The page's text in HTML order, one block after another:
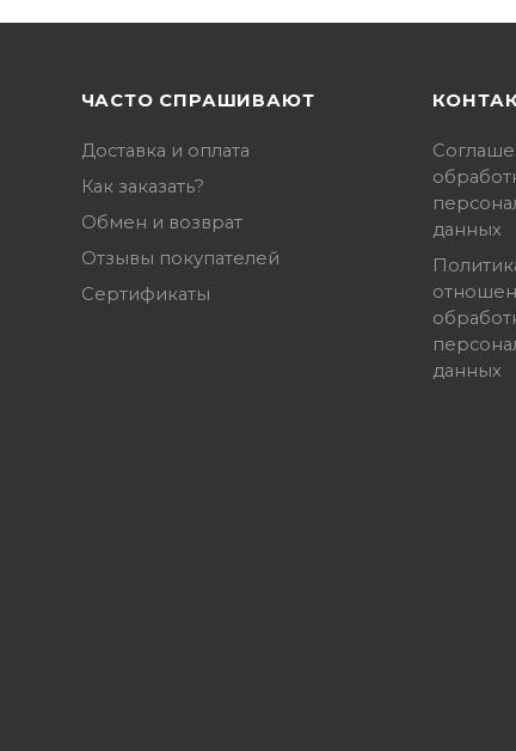
ЧАСТО СПРАШИВАЮТ
Доставка и оплата
Как заказать?
Обмен и возврат
Отзывы покупателей
Сертификаты
данных
данных